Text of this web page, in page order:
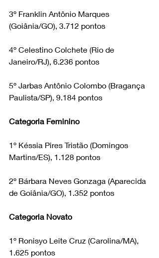
3º Franklin Antônio Marques
(Goiânia/GO), 3.712 pontos
4º Celestino Colchete (Rio de
Janeiro/RJ), 6.236 pontos
5º Jarbas Antônio Colombo (Bragança
Paulista/SP), 9.184 pontos
Categoria Feminino
1º Késsia Pires Tristão (Domingos
Martins/ES), 1.128 pontos
2º Bárbara Neves Gonzaga (Aparecida
de Goiânia/GO), 1.352 pontos
Categoria Novato
1º Ronisyo Leite Cruz (Carolina/MA),
1.625 pontos